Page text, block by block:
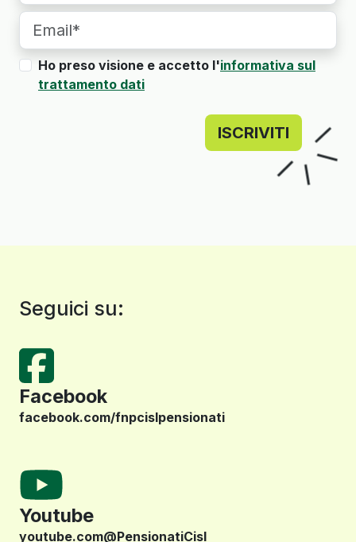
Ho preso visione e accetto l'informativa sul
trattamento dati
ISCRIVITI
Seguici su:
Facebook
facebook.com/fnpcislpensionati
Youtube
youtube.com@PensionatiCisl